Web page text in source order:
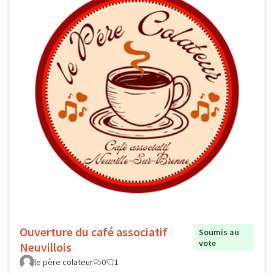
Ouverture du café associatif
Neuvillois
Soumis au
vote
le père colateur
0 1